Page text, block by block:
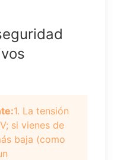
1. La tensión
si vienes de
baja (como